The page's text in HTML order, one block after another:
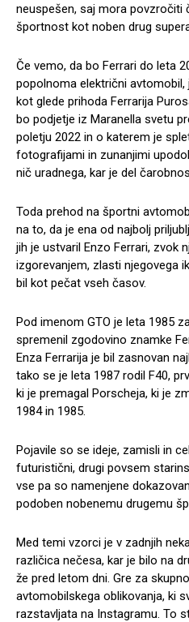
neuspešen, saj mora povzročiti
športnost kot noben drug
Če vemo, da bo Ferrari do leta
popolnoma električni avtomobil,
kot glede prihoda Ferrarija
bo podjetje iz Maranella svetu
poletju 2022 in o katerem je
fotografijami in zunanjimi
nič uradnega, kar je del
Toda prehod na športni
na to, da je ena od najbolj
jih je ustvaril Enzo Ferrari, zvok
izgorevanjem, zlasti njegovega
bil kot pečat vseh časov.
Pod imenom GTO je leta 1985
spremenil zgodovino znamke
Enza Ferrarija je bil zasnovan
tako se je leta 1987 rodil F40,
ki je premagal Porscheja, ki je
1984 in 1985.
Pojavile so se ideje, zamisli in
futuristični, drugi povsem
vse pa so namenjene
podoben nobenemu drugemu
Med temi vzorci je v zadnjih
različica nečesa, kar je bilo na
že pred letom dni. Gre za
avtomobilskega oblikovanja, ki
razstavljata na Instagramu. To